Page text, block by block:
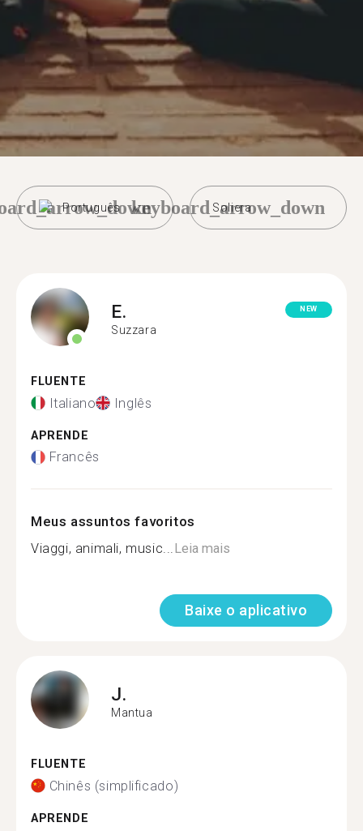
Português Soliera
keyboard_arrow_down
E.
Suzzara
NEW
FLUENTE
Italiano Inglês
APRENDE
Francês
Meus assuntos favoritos
Viaggi, animali, music...Leia mais
Baixe o aplicativo
J.
Mantua
FLUENTE
Chinês (simplificado)
APRENDE